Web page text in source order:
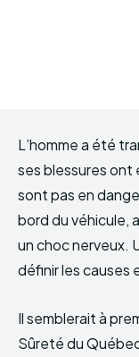
L’homme a été
ses blessures ont
sont pas en
bord du véhicule,
un choc nerveux.
définir les causes
Il semblerait à
Sûreté du